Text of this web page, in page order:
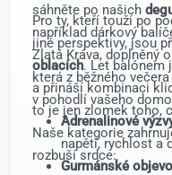
sáhněte po našich
například dárkový
Zlatá Kráva, doplněný
která z běžného
v pohodlí vašeho
Pro ty, kteří touží po
jiné perspektivy, jsou
oblacích. Let balónem
a přináší kombinaci
to je jen zlomek toho,
Naše kategorie
rozbuší srdce:
Adrenalinové
napětí, rychlost a
Gurmánské